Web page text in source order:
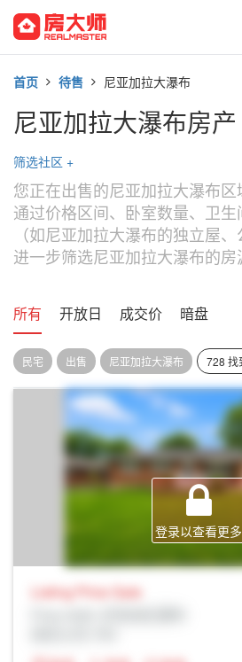
首页 待售 尼亚加拉大瀑布
尼亚加拉大瀑布房产
筛选社区 +
您正在出售的尼亚加拉大瀑布
通过价格区间、卧室数量、卫
（如尼亚加拉大瀑布的独立屋
进一步筛选尼亚加拉大瀑布的房
所有 开放日 成交价 暗盘
民宅 出售 尼亚加拉大瀑布 728 找
登录以查看更多
Listing Price Sale